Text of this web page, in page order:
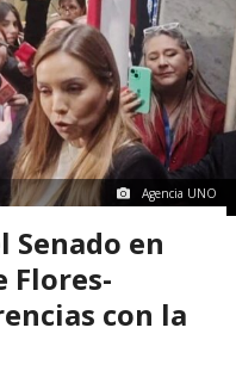
Agencia UNO
en
Flores-
con la